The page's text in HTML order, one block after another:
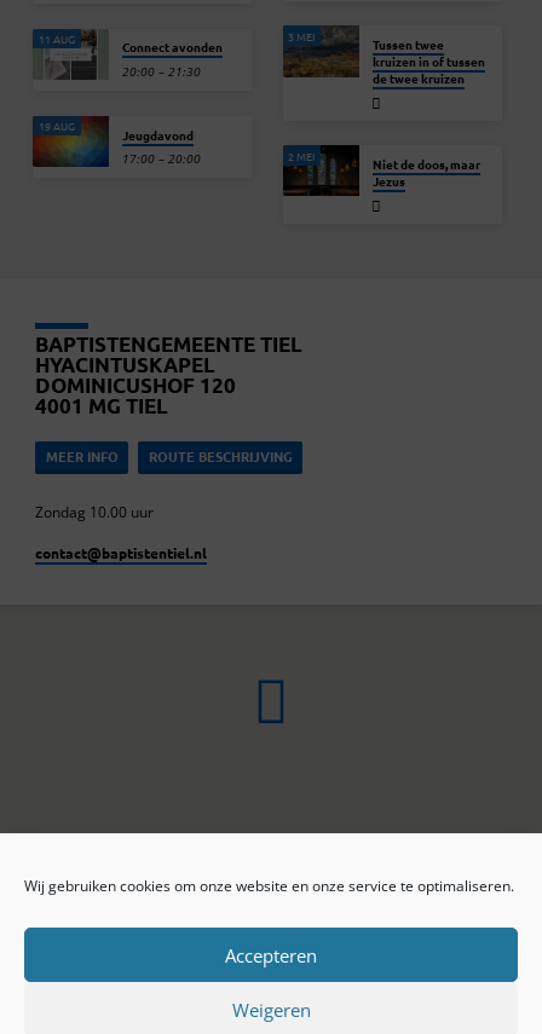
Wij gebruiken cookies om onze website en onze service te optimaliseren.
Accepteren
Weigeren
11 AUG Connect avonden
20:00 – 21:30
19 AUG Jeugdavond
17:00 – 20:00
3 MEI
Tussen twee
kruizen in of tussen
de twee kruizen
2 MEI
Niet de doos, maar
Jezus
BAPTISTENGEMEENTE TIEL
HYACINTUSKAPEL
DOMINICUSHOF 120
4001 MG TIEL
MEER INFO ROUTE BESCHRIJVING
Zondag 10.00 uur
contact​@baptistentiel.nl
ONLINE ARCHIEF
Privacy beleid